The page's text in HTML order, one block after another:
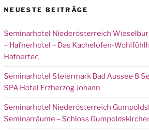
NEUESTE BEITRÄGE
Seminarhotel Niederösterreich
– Hafnerhotel – Das Kachelofen-
Hafnertec
Seminarhotel Steiermark Bad Aussee 8
SPA Hotel Erzherzog Johann
Seminarhotel Niederösterreich
Seminarräume – Schloss